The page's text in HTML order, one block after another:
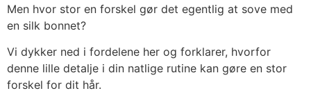
Men hvor stor en forskel gør det egentlig at sove med
en silk bonnet?
Vi dykker ned i fordelene her og forklarer, hvorfor
denne lille detalje i din natlige rutine kan gøre en stor
forskel for dit hår.